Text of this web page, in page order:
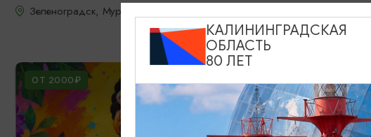
Зеленоградск, Мурариум
ОТ 2000₽
КАЛИНИНГРАДСКАЯ
ОБЛАСТЬ
80 ЛЕТ